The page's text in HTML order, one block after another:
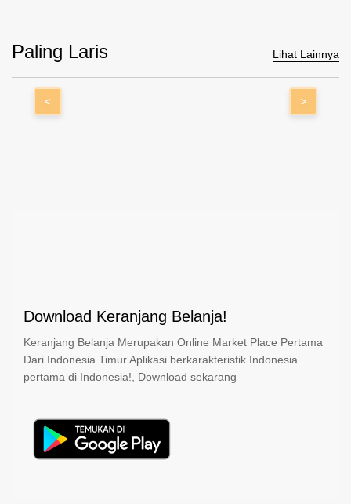
Paling Laris Lihat Lainnya
< >
Download Keranjang Belanja!
Keranjang Belanja Merupakan Online Market Place Pertama
Dari Indonesia Timur Aplikasi berkarakteristik Indonesia
pertama di Indonesia!, Download sekarang